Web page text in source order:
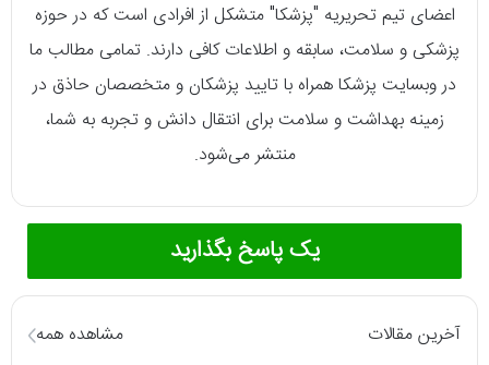
اعضای تیم تحریریه "پزشکا" متشکل از افرادی است که در حوزه
پزشکی و سلامت، سابقه و اطلاعات کافی دارند. تمامی مطالب ما
در وبسایت پزشکا همراه با تایید پزشکان و متخصصان حاذق در
زمینه بهداشت و سلامت برای انتقال دانش و تجربه به شما،
منتشر می‌شود.
یک پاسخ بگذارید
آخرین مقالات مشاهده همه